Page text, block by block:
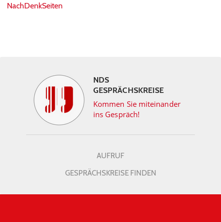
NachDenkSeiten
NDS
GESPRÄCHSKREISE
Kommen Sie miteinander
ins Gespräch!
AUFRUF
GESPRÄCHSKREISE FINDEN